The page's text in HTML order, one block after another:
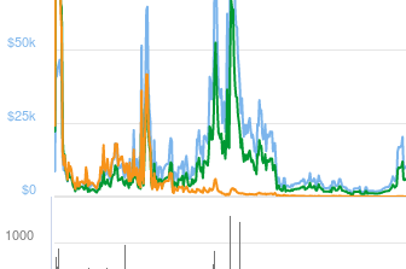
$0
$25k
$50k
1000